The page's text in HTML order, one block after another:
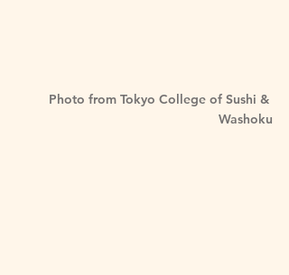
Photo from Tokyo College of Sushi &
Washoku